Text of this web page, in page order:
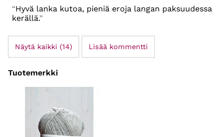
Hyvä lanka kutoa, pieniä eroja langan paksuudessa
kerällä.
Näytä kaikki (14) Lisää kommentti
Tuotemerkki